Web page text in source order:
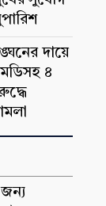
দায়ে
৪
জন্য